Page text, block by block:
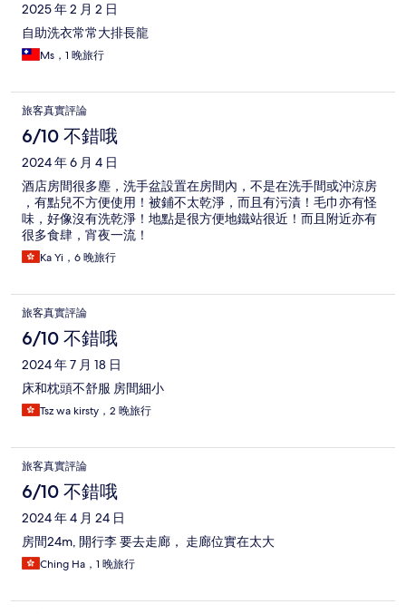
2025 年 2 月 2 日
自助洗衣常常大排長龍
Ms，1 晚旅行
旅客真實評論
6/10 不錯哦
2024 年 6 月 4 日
酒店房間很多塵，洗手盆設置在房間內，不是在洗手間或沖涼房
，有點兒不方便使用！被鋪不太乾淨，而且有污漬！毛巾亦有怪
味，好像沒有洗乾淨！地點是很方便地鐵站很近！而且附近亦有
很多食肆，宵夜一流！
Ka Yi，6 晚旅行
旅客真實評論
6/10 不錯哦
2024 年 7 月 18 日
床和枕頭不舒服 房間細小
Tsz wa kirsty，2 晚旅行
旅客真實評論
6/10 不錯哦
2024 年 4 月 24 日
房間24m, 閞行李 要去走廊， 走廊位實在太大
Ching Ha，1 晚旅行